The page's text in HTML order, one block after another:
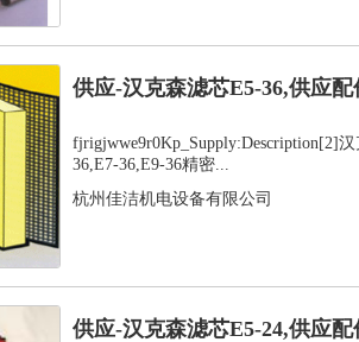
供应-汉克森滤芯E5-36,供应配
fjrigjwwe9r0Kp_Supply:Description[2]
36,E7-36,E9-36精密...
杭州佳洁机电设备有限公司
供应-汉克森滤芯E5-24,供应配